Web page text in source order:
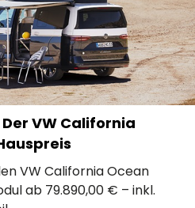
VW California
VW California Ocean
ab 79.890,00 € – inkl.